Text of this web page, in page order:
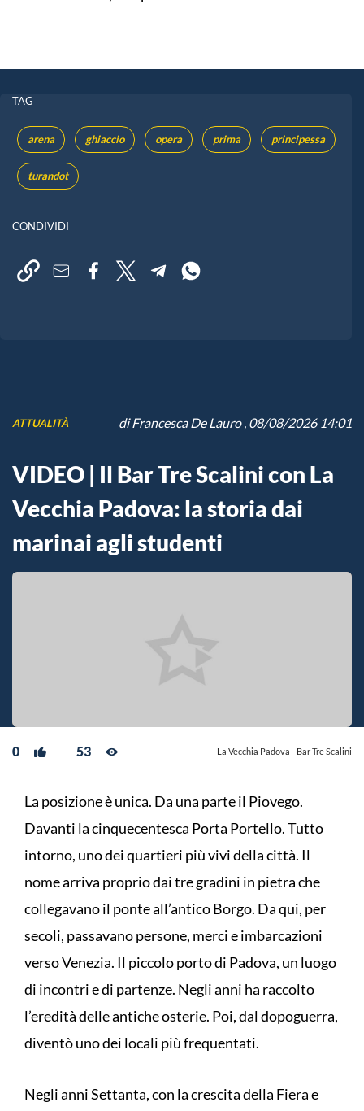
TAG
arena ghiaccio opera prima principessa
turandot
CONDIVIDI
ATTUALITÀ diFrancesca De Lauro, 08/08/2026 14:01
VIDEO | Il Bar Tre Scalini con La
Vecchia Padova: la storia dai
marinai agli studenti
0 53 La Vecchia Padova - Bar Tre Scalini
La posizione è unica. Da una parte il Piovego.
Davanti la cinquecentesca Porta Portello. Tutto
intorno, uno dei quartieri più vivi della città. Il
nome arriva proprio dai tre gradini in pietra che
collegavano il ponte all’antico Borgo. Da qui, per
secoli, passavano persone, merci e imbarcazioni
verso Venezia. Il piccolo porto di Padova, un luogo
di incontri e di partenze. Negli anni ha raccolto
l’eredità delle antiche osterie. Poi, dal dopoguerra,
diventò uno dei locali più frequentati.
Negli anni Settanta, con la crescita della Fiera e